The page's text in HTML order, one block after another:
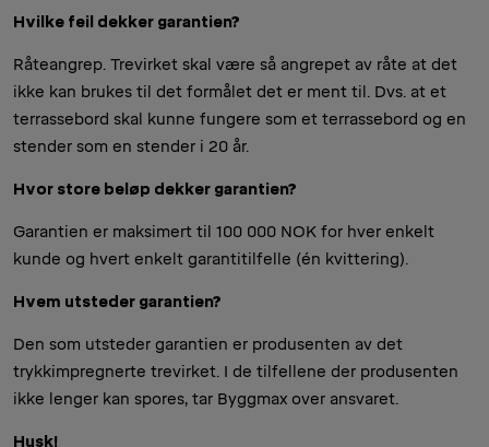
Hvilke feil dekker garantien?
Råteangrep. Trevirket skal være så angrepet av råte at det
ikke kan brukes til det formålet det er ment til. Dvs. at et
terrassebord skal kunne fungere som et terrassebord og en
stender som en stender i 20 år.
Hvor store beløp dekker garantien?
Garantien er maksimert til 100 000 NOK for hver enkelt
kunde og hvert enkelt garantitilfelle (én kvittering).
Hvem utsteder garantien?
Den som utsteder garantien er produsenten av det
trykkimpregnerte trevirket. I de tilfellene der produsenten
ikke lenger kan spores, tar Byggmax over ansvaret.
Husk!